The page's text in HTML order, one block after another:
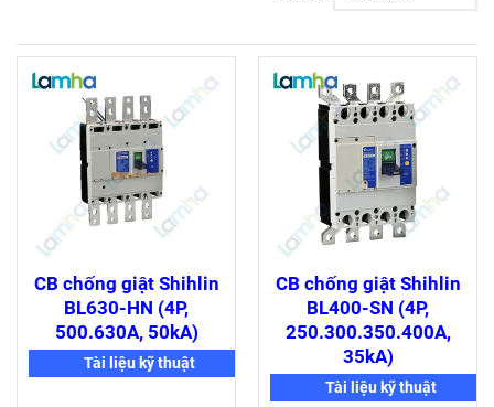
CB chống giật Shihlin
BL630-HN (4P,
500.630A, 50kA)
Tài liệu kỹ thuật
CB chống giật Shihlin
BL400-SN (4P,
250.300.350.400A,
35kA)
Tài liệu kỹ thuật